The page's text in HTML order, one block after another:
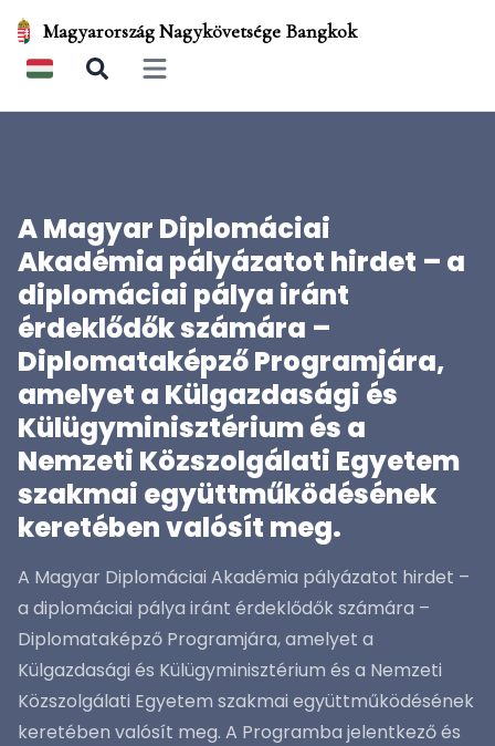
Magyarország Nagykövetsége Bangkok
Open main menu
A Magyar Diplomáciai
Akadémia pályázatot hirdet – a
diplomáciai pálya iránt
érdeklődők számára –
Diplomataképző Programjára,
amelyet a Külgazdasági és
Külügyminisztérium és a
Nemzeti Közszolgálati Egyetem
szakmai együttműködésének
keretében valósít meg.
A Magyar Diplomáciai Akadémia pályázatot hirdet –
a diplomáciai pálya iránt érdeklődők számára –
Diplomataképző Programjára, amelyet a
Külgazdasági és Külügyminisztérium és a Nemzeti
Közszolgálati Egyetem szakmai együttműködésének
keretében valósít meg. A Programba jelentkező és